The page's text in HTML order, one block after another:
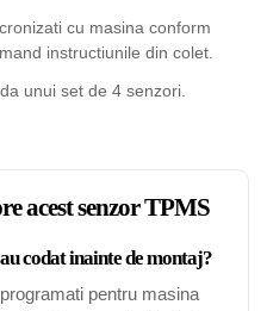
cu masina conform
instructiunile din colet.
unui set de 4 senzori.
acest senzor TPMS
codat inainte de montaj?
pentru masina